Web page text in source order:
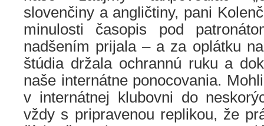
slovenčiny a angličtiny, pani
minulosti časopis pod
nadšením prijala – a za oplátku
štúdia držala ochrannú ruku a
naše internátne ponocovania.
v internátnej klubovni do
vždy s pripravenou replikou, že